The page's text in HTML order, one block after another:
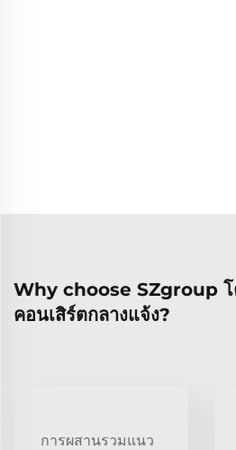
Why choose SZgroup โ
คอนเสิร์ตกลางแจ้ง?
การผสานรวมแนว